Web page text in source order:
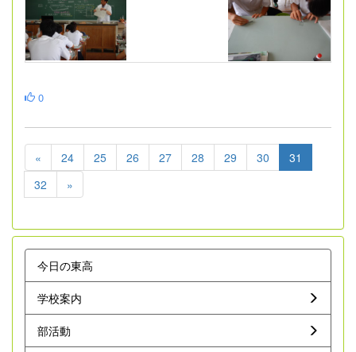
0
« 24 25 26 27 28 29 30
31
32
»
今日の東高
学校案内
部活動